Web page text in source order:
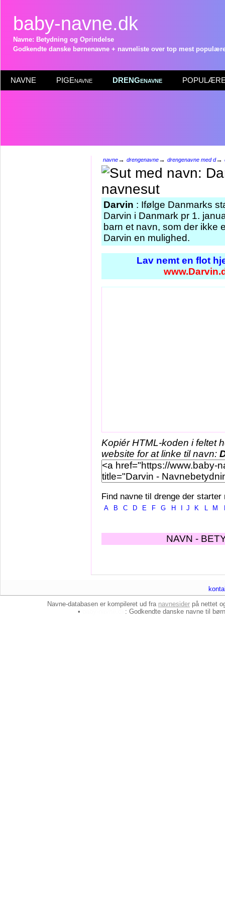
baby-navne.dk
Navne: Betydning og Oprindelse
Godkendte danske børnenavne + navneliste over top mest
NAVNE PIGEnavne DRENGenavne POPULÆRE
navne→ drengenavne→ drengenavne med d→
Darvin : Ifølge Danmarks
Darvin i Danmark pr 1.
barn et navn, som der ikke
Darvin en mulighed.
Lav nemt en flot
Kopiér HTML-koden i feltet
website for at linke til navn:
Find navne til drenge der starter
A B C D E F G H J K L M
NAVN -
Navne-databasen er kompileret ud fra navnesider på nettet
•
: Godkendte danske navne til børn